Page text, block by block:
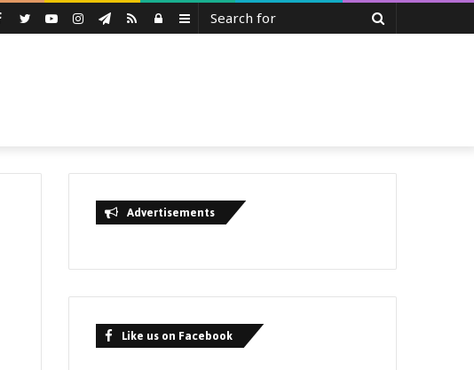
Sidebar
Log
RSS
Telegram
Instagram
YouTube
Twitter
Facebook
Advertisements
Like us on Facebook